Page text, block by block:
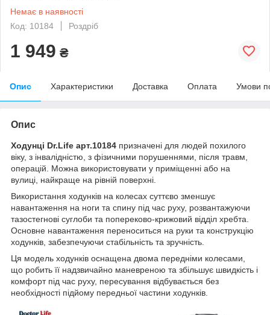
Немає в наявності
Код: 10184
Роздріб
1 949 ₴
Опис Характеристики Доставка Оплата Умови
Опис
Ходунці Dr.Life арт.10184 призначені для людей похилого
віку, з інвалідністю, з фізичними порушеннями, після травм,
операцій. Можна використовувати у приміщенні або на
вулиці, найкраще на рівній поверхні.
Використання ходунків на колесах суттєво зменшує
навантаження на ноги та спину під час руху, розвантажуючи
тазостегнові суглоби та попереково-крижовий відділ хребта.
Основне навантаження переноситься на руки та конструкцію
ходунків, забезпечуючи стабільність та зручність.
Ця модель ходунків оснащена двома передніми колесами,
що робить її надзвичайно маневреною та збільшує швидкість і
комфорт під час руху, пересування відбувається без
необхідності підйому передньої частини ходунків.